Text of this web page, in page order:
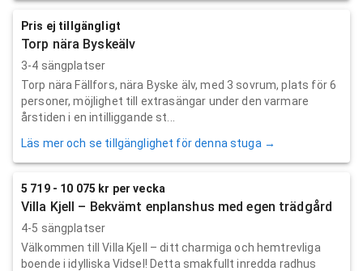
Pris ej tillgängligt
Torp nära Byskeälv
3-4 sängplatser
Torp nära Fällfors, nära Byske älv, med 3 sovrum, plats för 6
personer, möjlighet till extrasängar under den varmare
årstiden i en intilliggande st...
Läs mer och se tillgänglighet för denna stuga →
5 719 - 10 075 kr per vecka
Villa Kjell – Bekvämt enplanshus med egen trädgård
4-5 sängplatser
Välkommen till Villa Kjell – ditt charmiga och hemtrevliga
boende i idylliska Vidsel! Detta smakfullt inredda radhus